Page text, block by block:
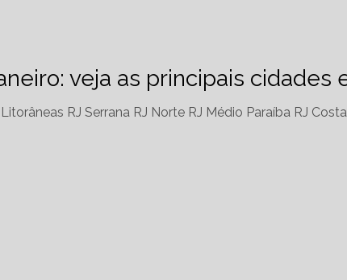
veja as principais cidades
RJ Serrana RJ Norte RJ Médio Paraíba RJ